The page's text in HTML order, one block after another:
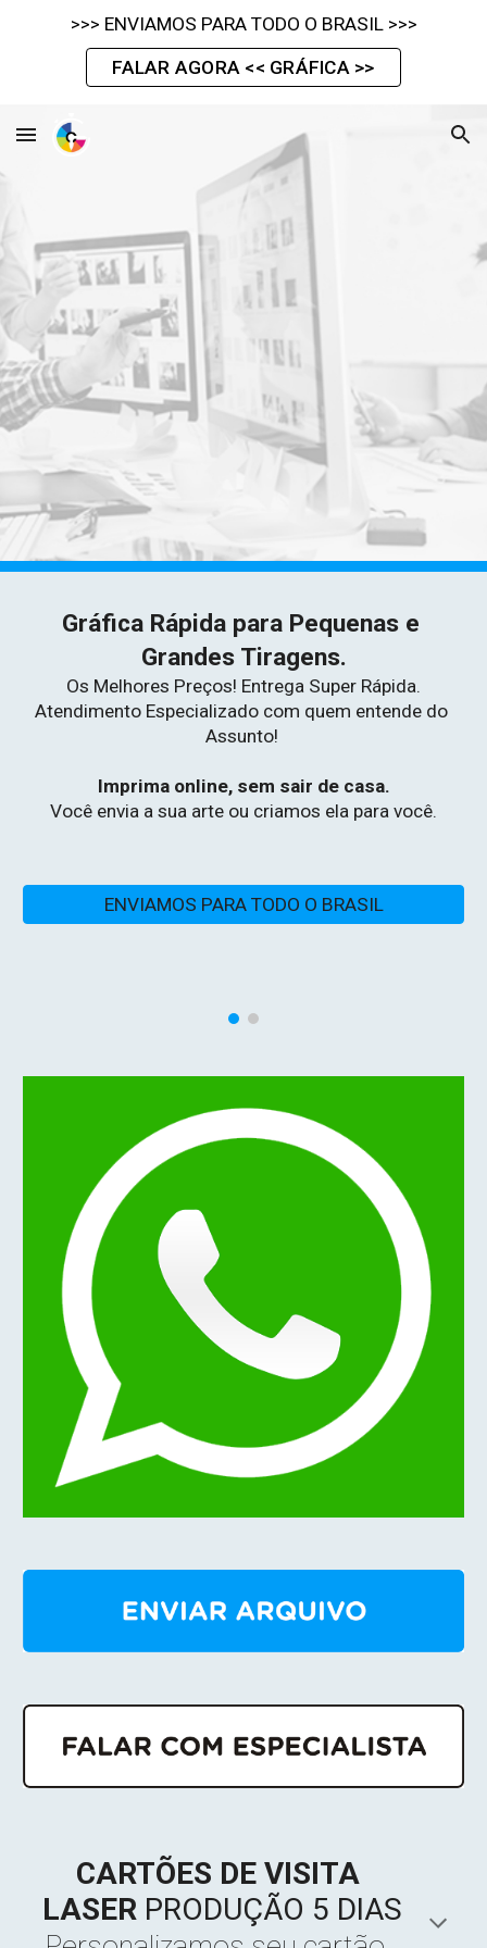
>>> ENVIAMOS PARA TODO O BRASIL >>>
FALAR AGORA << GRÁFICA >>
Gráfica Rápida para Pequenas e
Grandes Tiragens.
Os Melhores Preços! Entrega Super Rápida.
Atendimento Especializado com quem entende do
Assunto!
Imprima online, sem sair de casa.
Você envia a sua arte ou criamos ela para você.
ENVIAMOS PARA TODO O BRASIL
LASER PRODUÇÃO 5 DIAS